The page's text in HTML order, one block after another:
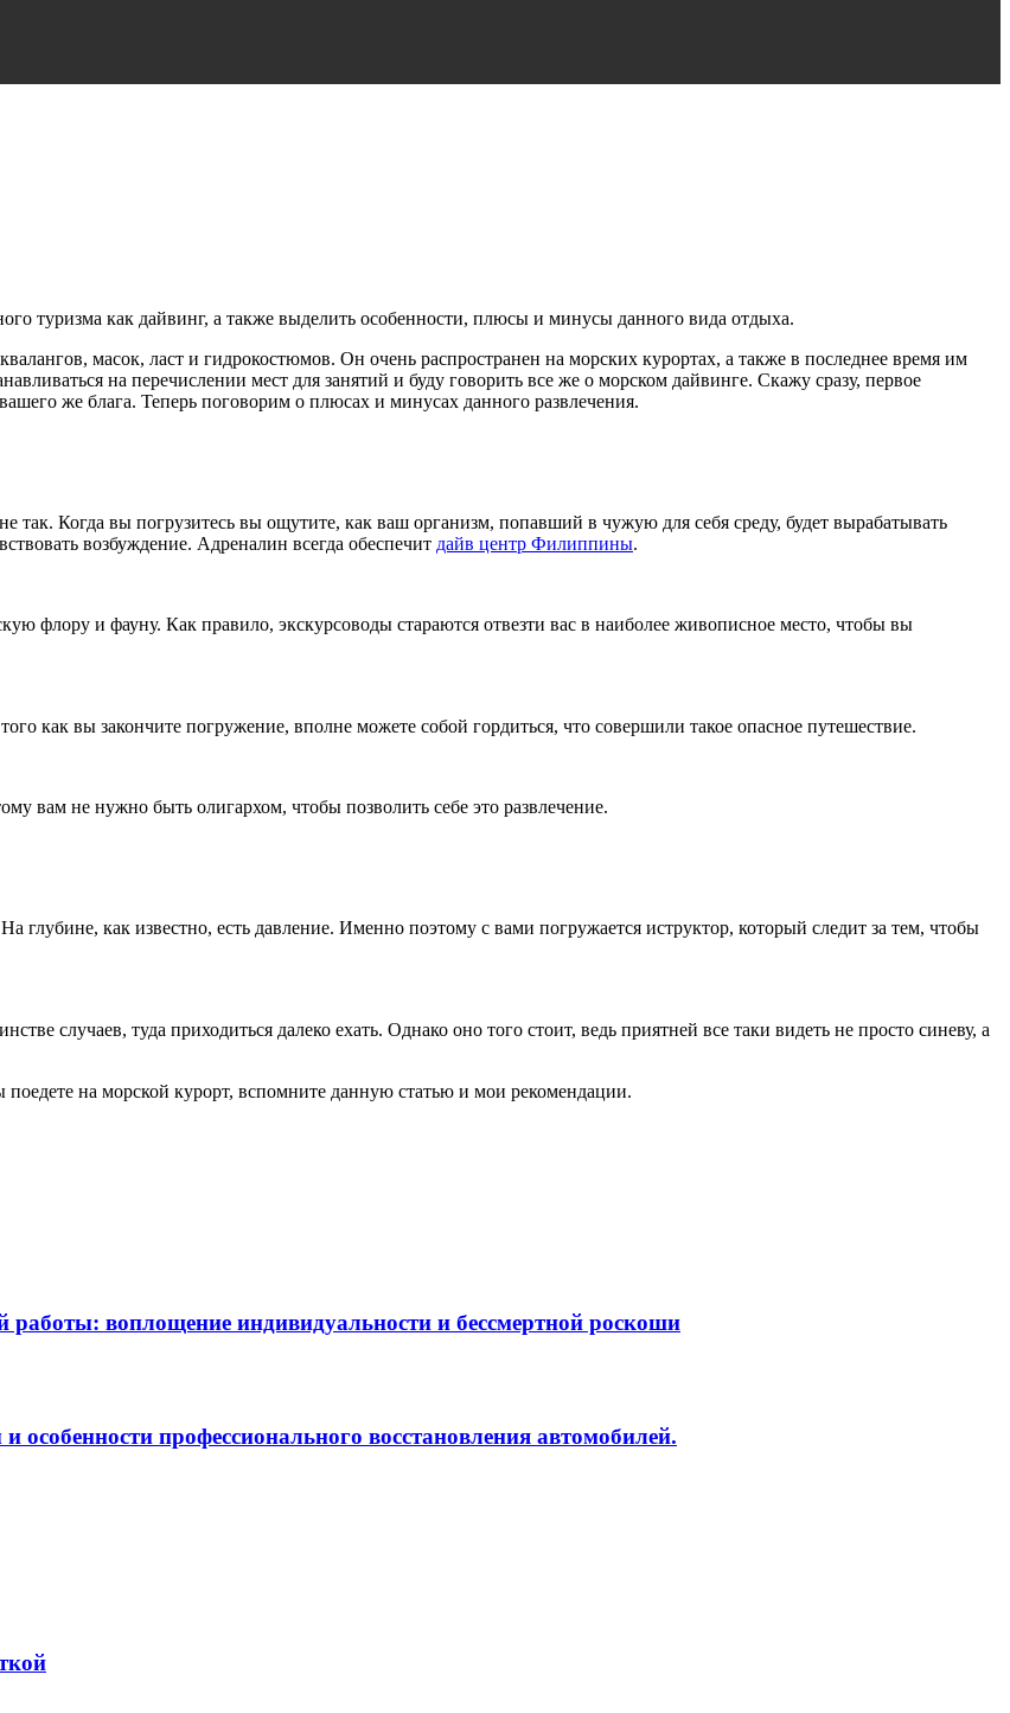
туризма как дайвинг, а также выделить особенности, плюсы и минусы данного вида отдыха.
масок, ласт и гидрокостюмов. Он очень распространен на морских курортах, а также в последнее время им
на перечислении мест для занятий и буду говорить все же о морском дайвинге. Скажу сразу, первое
же блага. Теперь поговорим о плюсах и минусах данного развлечения.
Когда вы погрузитесь вы ощутите, как ваш организм, попавший в чужую для себя среду, будет вырабатывать
возбуждение. Адреналин всегда обеспечит дайв центр Филиппины.
флору и фауну. Как правило, экскурсоводы стараются отвезти вас в наиболее живописное место, чтобы вы
как вы закончите погружение, вполне можете собой гордиться, что совершили такое опасное путешествие.
вам не нужно быть олигархом, чтобы позволить себе это развлечение.
глубине, как известно, есть давление. Именно поэтому с вами погружается иструктор, который следит за тем, чтобы
случаев, туда приходиться далеко ехать. Однако оно того стоит, ведь приятней все таки видеть не просто синеву, а
на морской курорт, вспомните данную статью и мои рекомендации.
воплощение индивидуальности и бессмертной роскоши
профессионального восстановления автомобилей.